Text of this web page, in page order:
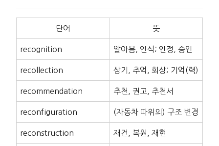
단어 뜻
recognition 알아봄, 인식; 인정, 승인
recollection 상기, 추억, 회상; 기억(력)
recommendation 추천, 권고, 추천서
reconfiguration (자동차 따위의) 구조 변경
reconstruction 재건, 복원, 재현